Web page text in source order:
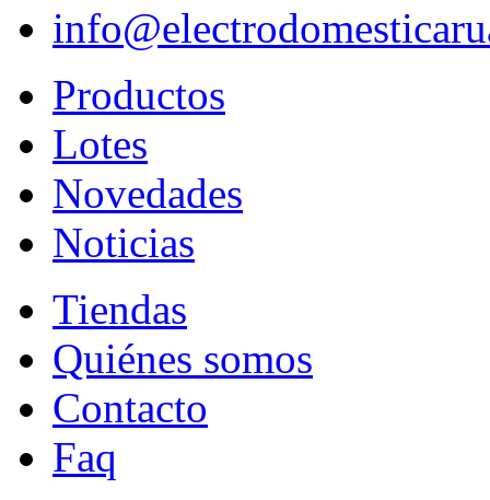
Productos
Lotes
Novedades
Noticias
Tiendas
Quiénes somos
Contacto
Faq